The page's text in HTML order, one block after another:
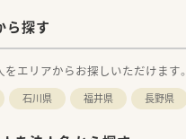
ら探す
エリアからお探しいただけます。
石川県 福井県 長野県